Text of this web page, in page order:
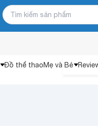
Đồ thể thaoMẹ và Bé